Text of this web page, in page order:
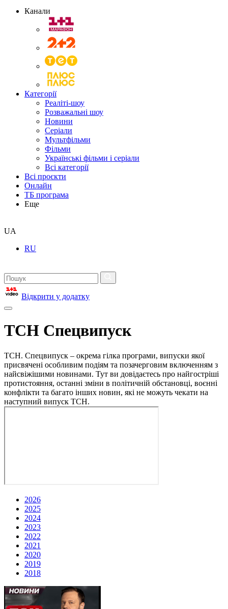
Канали
Категорії
Реаліті-шоу
Розважальні шоу
Новини
Серіали
Мультфільми
Фільми
Українські фільми і серіали
Всі категорії
Всі проєкти
Онлайн
ТБ програма
Еще
UA
RU
Відкрити у додатку
ТСН Спецвипуск
ТСН. Спецвипуск – окрема гілка програми, випуски якої
присвячені особливим подіям та позачерговим включенням з
найсвіжішими новинами. Тут ви довідаєтесь про найгостріші
протистояння, останні зміни в політичній обстановці, воєнні
конфлікти та багато інших новин, які не можуть чекати на
наступний випуск ТСН.
2026
2025
2024
2023
2022
2021
2020
2019
2018